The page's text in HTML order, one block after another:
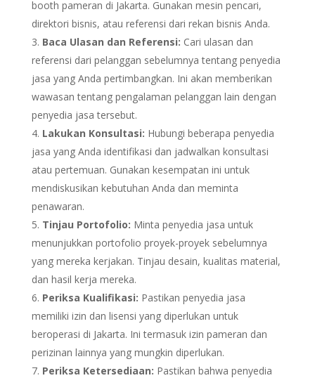
booth pameran di Jakarta. Gunakan mesin pencari,
direktori bisnis, atau referensi dari rekan bisnis Anda.
Baca Ulasan dan Referensi: Cari ulasan dan
referensi dari pelanggan sebelumnya tentang penyedia
jasa yang Anda pertimbangkan. Ini akan memberikan
wawasan tentang pengalaman pelanggan lain dengan
penyedia jasa tersebut.
Lakukan Konsultasi: Hubungi beberapa penyedia
jasa yang Anda identifikasi dan jadwalkan konsultasi
atau pertemuan. Gunakan kesempatan ini untuk
mendiskusikan kebutuhan Anda dan meminta
penawaran.
Tinjau Portofolio: Minta penyedia jasa untuk
menunjukkan portofolio proyek-proyek sebelumnya
yang mereka kerjakan. Tinjau desain, kualitas material,
dan hasil kerja mereka.
Periksa Kualifikasi: Pastikan penyedia jasa
memiliki izin dan lisensi yang diperlukan untuk
beroperasi di Jakarta. Ini termasuk izin pameran dan
perizinan lainnya yang mungkin diperlukan.
Periksa Ketersediaan: Pastikan bahwa penyedia